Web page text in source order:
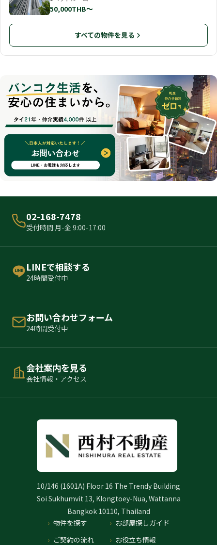
50,000THB〜
すべての物件を見る
02-168-7478
受付時間 月-金 9:00-17:00
LINEで相談する
24時間受付中
お問い合わせフォーム
24時間受付中
会社案内を見る
会社情報・アクセス
10/146 (1601A) Floor 16 The Trendy Building
Soi Sukhumvit 13, Klongtoey-Nua, Wattanna
Bangkok 10110, Thailand
物件を探す
お部屋探しガイド
ご契約の流れ
お役立ち情報